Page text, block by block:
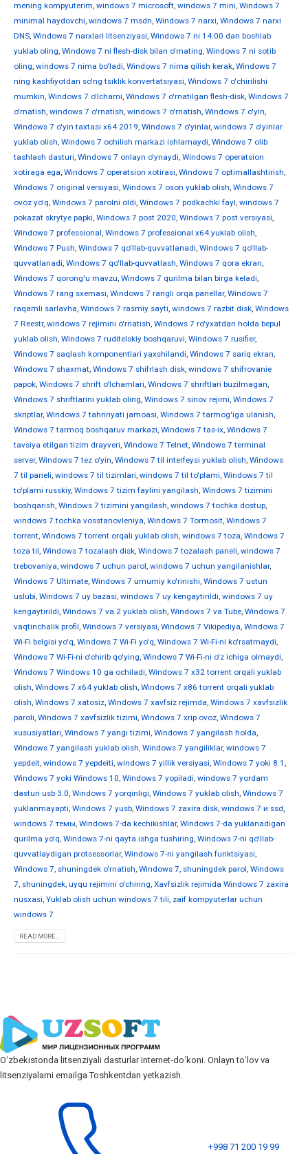
mening kompyuterim, windows 7 microsoft, windows 7 mini, Windows 7
minimal haydovchi, windows 7 msdn, Windows 7 narxi, Windows 7 narxi
DNS, Windows 7 narxlari litsenziyasi, Windows 7 ni 14:00 dan boshlab
yuklab oling, Windows 7 ni flesh-disk bilan o'rnating, Windows 7 ni sotib
oling, windows 7 nima bo'ladi, Windows 7 nima qilish kerak, Windows 7
ning kashfiyotdan so'ng tsiklik konvertatsiyasi, Windows 7 o'chirilishi
mumkin, Windows 7 o'lchami, Windows 7 o'rnatilgan flesh-disk, Windows 7
o'rnatish, windows 7 o'rnatish, windows 7 o'rnatish, Windows 7 o'yin,
Windows 7 o'yin taxtasi x64 2019, Windows 7 o'yinlar, windows 7 o'yinlar
yuklab olish, Windows 7 ochilish markazi ishlamaydi, Windows 7 olib
tashlash dasturi, Windows 7 onlayn o'ynaydi, Windows 7 operatsion
xotiraga ega, Windows 7 operatsion xotirasi, Windows 7 optimallashtirish,
Windows 7 original versiyasi, Windows 7 oson yuklab olish, Windows 7
ovoz yo'q, Windows 7 parolni oldi, Windows 7 podkachki fayl, windows 7
pokazat skrytye papki, Windows 7 post 2020, Windows 7 post versiyasi,
Windows 7 professional, Windows 7 professional x64 yuklab olish,
Windows 7 Push, Windows 7 qo'llab-quvvatlanadi, Windows 7 qo'llab-
quvvatlanadi, Windows 7 qo'llab-quvvatlash, Windows 7 qora ekran,
Windows 7 qorong'u mavzu, Windows 7 qurilma bilan birga keladi,
Windows 7 rang sxemasi, Windows 7 rangli orqa panellar, Windows 7
raqamli sarlavha, Windows 7 rasmiy sayti, windows 7 razbit disk, Windows
7 Reestr, windows 7 rejimini o'rnatish, Windows 7 ro'yxatdan holda bepul
yuklab olish, Windows 7 ruditelskiy boshqaruvi, Windows 7 rusifier,
Windows 7 saqlash komponentlari yaxshilandi, Windows 7 sariq ekran,
Windows 7 shaxmat, Windows 7 shifrlash disk, windows 7 shifrovanie
papok, Windows 7 shrift o'lchamlari, Windows 7 shriftlari buzilmagan,
Windows 7 shriftlarini yuklab oling, Windows 7 sinov rejimi, Windows 7
skriptlar, Windows 7 tahririyati jamoasi, Windows 7 tarmog'iga ulanish,
Windows 7 tarmoq boshqaruv markazi, Windows 7 tas-ix, Windows 7
tavsiya etilgan tizim drayveri, Windows 7 Telnet, Windows 7 terminal
server, Windows 7 tez o'yin, Windows 7 til interfeysi yuklab olish, Windows
7 til paneli, windows 7 til tizimlari, windows 7 til to'plami, Windows 7 til
to'plami russkiy, Windows 7 tizim faylini yangilash, Windows 7 tizimini
boshqarish, Windows 7 tizimini yangilash, windows 7 tochka dostup,
windows 7 tochka vosstanovleniya, Windows 7 Tormosit, Windows 7
torrent, Windows 7 torrent orqali yuklab olish, windows 7 toza, Windows 7
toza til, Windows 7 tozalash disk, Windows 7 tozalash paneli, windows 7
trebovaniya, windows 7 uchun parol, windows 7 uchun yangilanishlar,
Windows 7 Ultimate, Windows 7 umumiy ko'rinishi, Windows 7 ustun
uslubi, Windows 7 uy bazasi, windows 7 uy kengaytirildi, windows 7 uy
kengaytirildi, Windows 7 va 2 yuklab olish, Windows 7 va Tube, Windows 7
vaqtinchalik profil, Windows 7 versiyasi, Windows 7 Vikipediya, Windows 7
Wi-Fi belgisi yo'q, Windows 7 Wi-Fi yo'q, Windows 7 Wi-Fi-ni ko'rsatmaydi,
Windows 7 Wi-Fi-ni o'chirib qo'ying, Windows 7 Wi-Fi-ni o'z ichiga olmaydi,
Windows 7 Windows 10 ga ochiladi, Windows 7 x32 torrent orqali yuklab
olish, Windows 7 x64 yuklab olish, Windows 7 x86 torrent orqali yuklab
olish, Windows 7 xatosiz, Windows 7 xavfsiz rejimda, Windows 7 xavfsizlik
paroli, Windows 7 xavfsizlik tizimi, Windows 7 xrip ovoz, Windows 7
xususiyatlari, Windows 7 yangi tizimi, Windows 7 yangilash holda,
Windows 7 yangilash yuklab olish, Windows 7 yangiliklar, windows 7
yepdeit, windows 7 yepdeiti, windows 7 yillik versiyasi, Windows 7 yoki 8.1 ,
Windows 7 yoki Windows 10, Windows 7 yopiladi, windows 7 yordam
dasturi usb 3.0, Windows 7 yorqinligi, Windows 7 yuklab olish, Windows 7
yuklanmayapti, Windows 7 yusb, Windows 7 zaxira disk, windows 7 и ssd,
windows 7 темы, Windows 7-da kechikishlar, Windows 7-da yuklanadigan
qurilma yo'q, Windows 7-ni qayta ishga tushiring, Windows 7-ni qo'llab-
quvvatlaydigan protsessorlar, Windows 7-ni yangilash funktsiyasi,
Windows 7, shuningdek o'rnatish, Windows 7, shuningdek parol, Windows
7, shuningdek, uyqu rejimini o'chiring, Xavfsizlik rejimida Windows 7 zaxira
nusxasi, Yuklab olish uchun windows 7 tili, zaif kompyuterlar uchun
windows 7
READ MORE...
Oʻzbekistonda litsenziyali dasturlar internet-doʻkoni. Onlayn toʻlov va
litsenziyalarni emailga Toshkentdan yetkazish.
+998 71 200 19 99